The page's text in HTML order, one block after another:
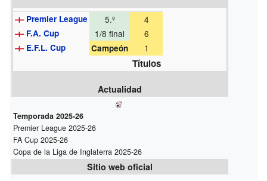
Premier League 5.º 4
F.A. Cup 1/8 final 6
E.F.L. Cup Campeón 1
Títulos
Actualidad
Temporada 2025-26
Premier League 2025-26
FA Cup 2025-26
Copa de la Liga de Inglaterra 2025-26
Sitio web oficial